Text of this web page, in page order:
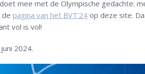
mee met de Olympische gedachte:
pagina van het BVT’24 op deze site.
vol is vol!
2024.